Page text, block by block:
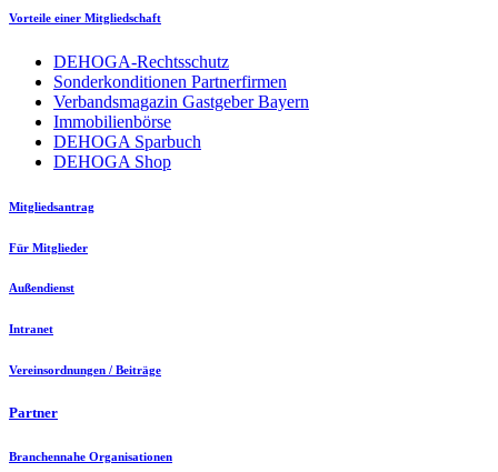
Vorteile einer Mitgliedschaft
DEHOGA-Rechtsschutz
Sonderkonditionen Partnerfirmen
Verbandsmagazin Gastgeber Bayern
Immobilienbörse
DEHOGA Sparbuch
DEHOGA Shop
Mitgliedsantrag
Für Mitglieder
Außendienst
Intranet
Vereinsordnungen / Beiträge
Partner
Branchennahe Organisationen